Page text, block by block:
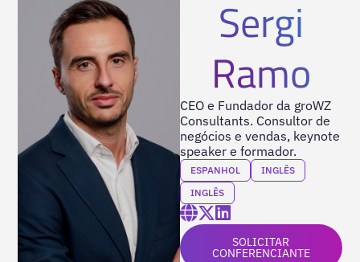
Sergi
Ramo
CEO e Fundador da groWZ
Consultants. Consultor de
negócios e vendas, keynote
speaker e formador.
ESPANHOL
INGLÊS
INGLÊS
SOLICITAR
CONFERENCIANTE